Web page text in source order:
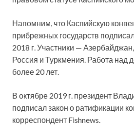
Напомним, что Каспийскую
прибрежных государств
2018 г. Участники —
Россия и Туркмения. Работа над
более 20 лет.
В октябре 2019 г. президент
подписал закон о ратификации
корреспондент Fishnews.